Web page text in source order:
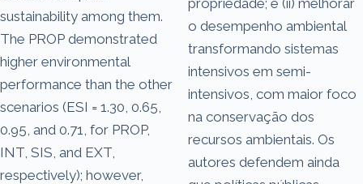
sustainability among them.
The PROP demonstrated
higher environmental
performance than the other
scenarios (ESI = 1.30, 0.65,
0.95, and 0.71, for PROP,
INT, SIS, and EXT,
respectively); however,
o desempenho ambiental
transformando sistemas
intensivos em semi-
intensivos, com maior foco
na conservação dos
recursos ambientais. Os
autores defendem ainda